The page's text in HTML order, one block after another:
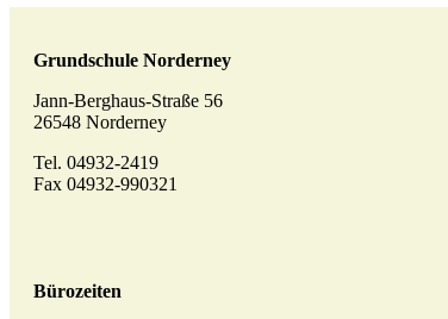
Grundschule Norderney
Jann-Berghaus-Straße 56
26548 Norderney
Tel. 04932-2419
Fax 04932-990321
Bürozeiten